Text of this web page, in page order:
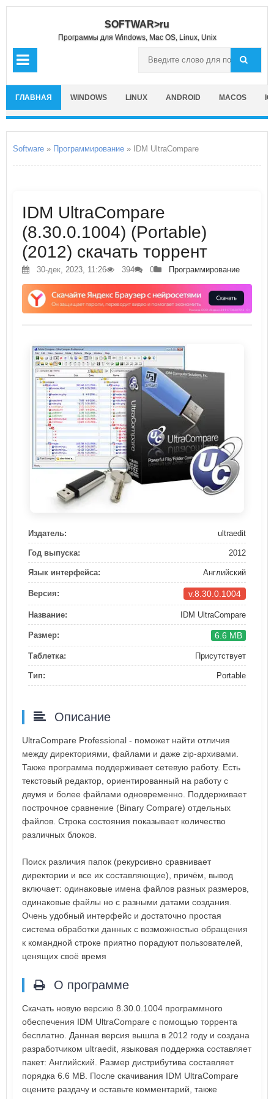
SOFTWAR>ru
Программы для Windows, Mac OS, Linux, Unix
ГЛАВНАЯ WINDOWS LINUX ANDROID MACOS
Software » Программирование » IDM UltraCompare
IDM UltraCompare
(8.30.0.1004) (Portable)
(2012) скачать торрент
30-дек, 2023, 11:26 394 0 Программирование
Издатель: ultraedit
Год выпуска: 2012
Язык интерфейса: Английский
Версия: v.8.30.0.1004
Название: IDM UltraCompare
Размер: 6.6 MB
Таблетка: Присутствует
Тип: Portable
Описание
UltraCompare Professional - поможет найти отличия
между директориями, файлами и даже zip-архивами.
Также программа поддерживает сетевую работу. Есть
текстовый редактор, ориентированный на работу с
двумя и более файлами одновременно. Поддерживает
построчное сравнение (Binary Compare) отдельных
файлов. Строка состояния показывает количество
различных блоков.
Поиск различия папок (рекурсивно сравнивает
директории и все их составляющие), причём, вывод
включает: одинаковые имена файлов разных размеров,
одинаковые файлы но с разными датами создания.
Очень удобный интерфейс и достаточно простая
система обработки данных с возможностью обращения
к командной строке приятно порадуют пользователей,
ценящих своё время
О программе
Скачать новую версию 8.30.0.1004 программного
обеспечения IDM UltraCompare с помощью торрента
бесплатно. Данная версия вышла в 2012 году и создана
разработчиком ultraedit, языковая поддержка составляет
пакет: Английский. Размер дистрибутива составляет
порядка 6.6 MB. После скачивания IDM UltraCompare
оцените раздачу и оставьте комментарий, также